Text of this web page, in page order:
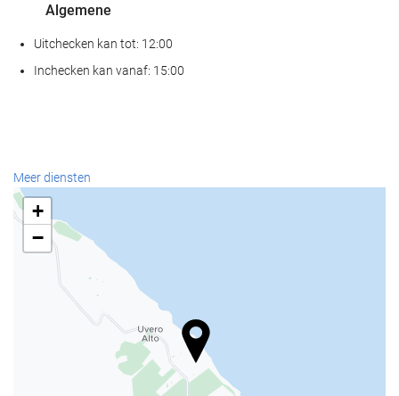
Algemene
Uitchecken kan tot: 12:00
Inchecken kan vanaf: 15:00
Meer diensten
+
−